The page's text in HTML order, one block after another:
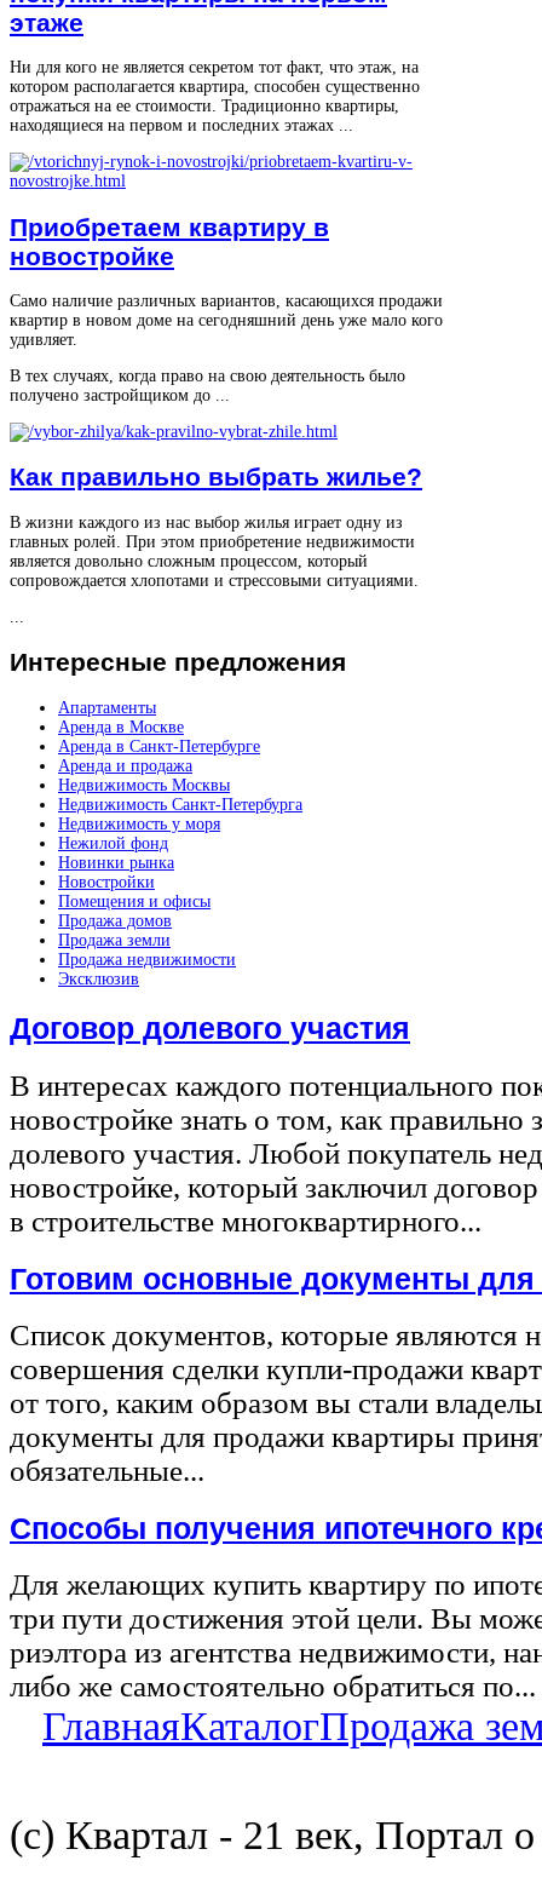
этаже
Ни для кого не является секретом тот факт, что этаж, на
котором располагается квартира, способен существенно
отражаться на ее стоимости. Традиционно квартиры,
находящиеся на первом и последних этажах ...
Приобретаем квартиру в
новостройке
Само наличие различных вариантов, касающихся продажи
квартир в новом доме на сегодняшний день уже мало кого
удивляет.
В тех случаях, когда право на свою деятельность было
получено застройщиком до ...
Как правильно выбрать жилье?
В жизни каждого из нас выбор жилья играет одну из
главных ролей. При этом приобретение недвижимости
является довольно сложным процессом, который
сопровождается хлопотами и стрессовыми ситуациями.
Интересные предложения
Апартаменты
Аренда в Москве
Аренда в Санкт-Петербурге
Аренда и продажа
Недвижимость Москвы
Недвижимость Санкт-Петербурга
Недвижимость у моря
Нежилой фонд
Новинки рынка
Новостройки
Помещения и офисы
Продажа домов
Продажа земли
Продажа недвижимости
Эксклюзив
Договор долевого участия
В интересах каждого потенциального
новостройке знать о том, как правильно
долевого участия. Любой покупатель
новостройке, который заключил
в строительстве многоквартирного...
Готовим основные документы
Список документов, которые являются
совершения сделки купли-продажи
от того, каким образом вы стали
документы для продажи квартиры
обязательные...
Способы получения ипотечного
Для желающих купить квартиру по
три пути достижения этой цели. Вы
риэлтора из агентства недвижимости,
либо же самостоятельно обратиться по...
ГлавнаяКаталогПродажа
(с) Квартал - 21 век, Портал